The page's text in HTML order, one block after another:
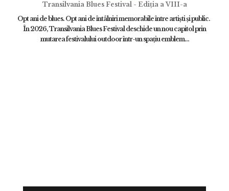
Transilvania Blues Festival - Ediția a VIII-a
Opt ani de blues. Opt ani de întâlniri memorabile între artiști și public.
În 2026, Transilvania Blues Festival deschide un nou capitol prin
mutarea festivalului outdoor într-un spațiu emblem...